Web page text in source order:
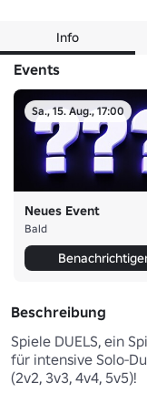
Info
Events
Sa., 15. Aug., 17:00
Neues Event
Bald
Beschreibung
Spiele DUELS, ein
für intensive Solo-
(2v2, 3v3, 4v4, 5v5)!